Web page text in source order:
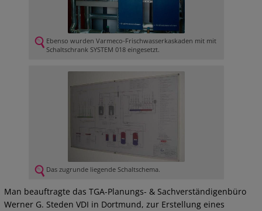
Ebenso wurden Varmeco-Frischwasserkaskaden mit mit
Schaltschrank SYSTEM 018 eingesetzt.
Das zugrunde liegende Schaltschema.
Man beauftragte das TGA-Planungs- & Sachverständigenbüro
Werner G. Steden VDI in Dortmund, zur Erstellung eines